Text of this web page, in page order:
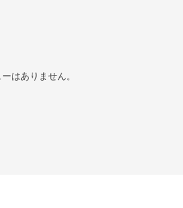
はありません。